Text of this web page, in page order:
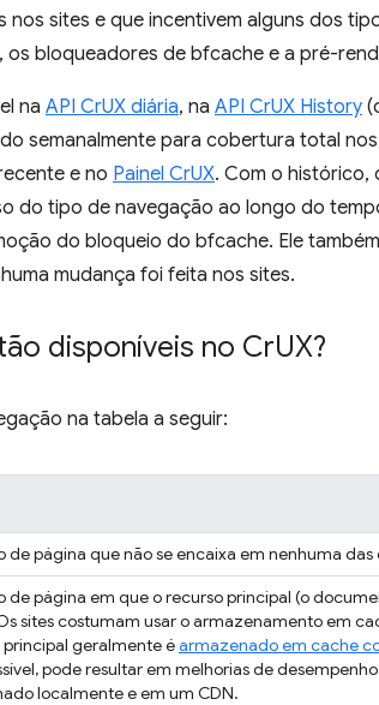
sites e que incentivem alguns dos
bloqueadores de bfcache e a pré-
na API CrUX diária, na API CrUX History
semanalmente para cobertura total
e no Painel CrUX. Com o histórico,
do tipo de navegação ao longo do
do bloqueio do bfcache. Ele
mudança foi feita nos sites.
disponíveis no CrUX?
na tabela a seguir:
página que não se encaixa em nenhuma das
página em que o recurso principal (o
sites costumam usar o armazenamento em
geralmente éarmazenado em cache
pode resultar em melhorias de
localmente e em um CDN.